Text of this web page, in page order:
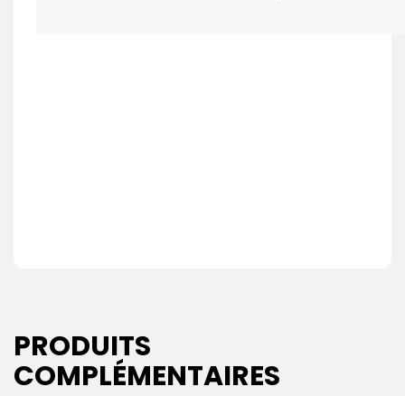
PRODUITS
COMPLÉMENTAIRES